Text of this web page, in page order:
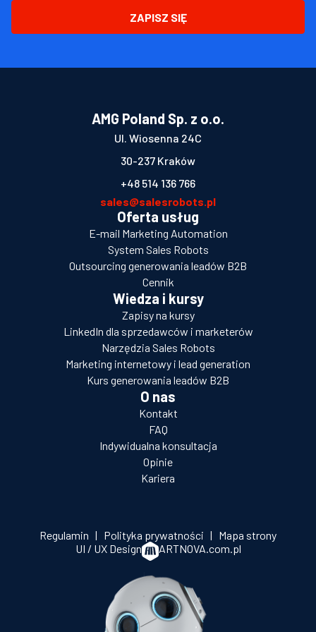
ZAPISZ SIĘ
AMG Poland Sp. z o.o.
Ul. Wiosenna 24C
30-237 Kraków
+48 514 136 766
sales@salesrobots.pl
Oferta usług
E-mail Marketing Automation
System Sales Robots
Outsourcing generowania leadów B2B
Cennik
Wiedza i kursy
Zapisy na kursy
LinkedIn dla sprzedawców i marketerów
Narzędzia Sales Robots
Marketing internetowy i lead generation
Kurs generowania leadów B2B
O nas
Kontakt
FAQ
Indywidualna konsultacja
Opinie
Kariera
Regulamin | Polityka prywatności | Mapa strony
UI / UX Design
ARTNOVA.com.pl